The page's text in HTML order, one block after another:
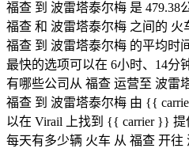
福查 到 波雷塔泰尔梅 是 479.38
福查 和 波雷塔泰尔梅 之间的 火
福查 到 波雷塔泰尔梅 的平均时
最快的选项可以在 6小时、14分
有哪些公司从 福查 运营至 波雷
福查 到 波雷塔泰尔梅 由 {{
以在 Virail 上找到 {{ car​​rier }} 提
每天有多少辆 火车 从 福查 开往